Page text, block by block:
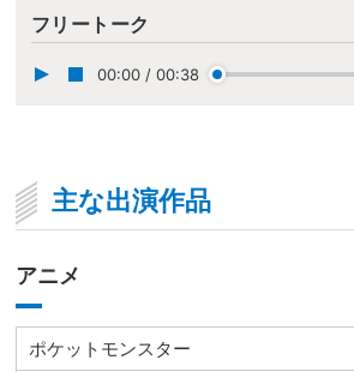
フリートーク
00:00 / 00:38
主な出演作品
アニメ
ポケットモンスター